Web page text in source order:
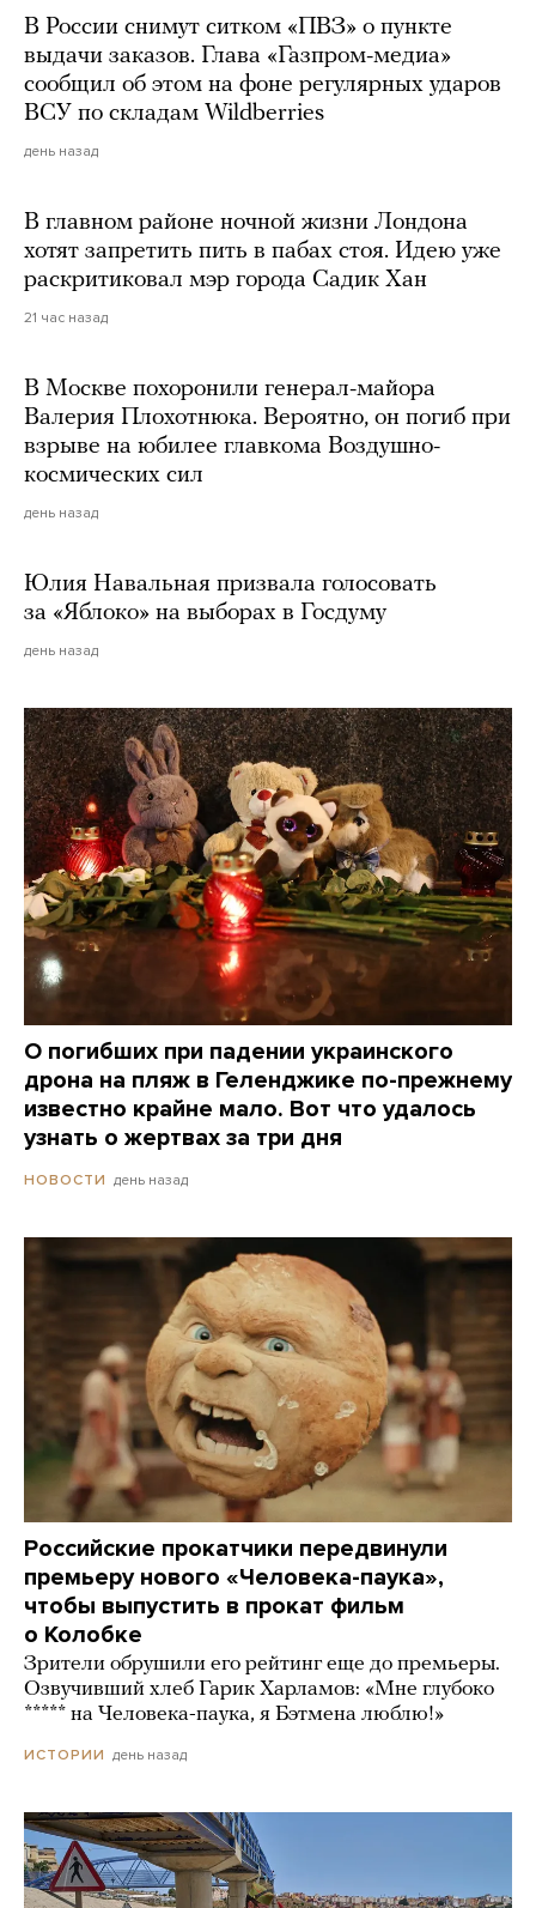
В России снимут ситком «ПВЗ» о пункте
выдачи заказов. Глава «Газпром-медиа»
сообщил об этом на фоне регулярных ударов
ВСУ по складам Wildberries
день назад
В главном районе ночной жизни Лондона
хотят запретить пить в пабах стоя. Идею уже
раскритиковал мэр города Садик Хан
21 час назад
В Москве похоронили генерал-майора
Валерия Плохотнюка. Вероятно, он погиб при
взрыве на юбилее главкома Воздушно-
космических сил
день назад
Юлия Навальная призвала голосовать
за «Яблоко» на выборах в Госдуму
день назад
О погибших при падении украинского
дрона на пляж в Геленджике по-прежнему
известно крайне мало. Вот что удалось
узнать о жертвах за три дня
НОВОСТИ день назад
Российские прокатчики передвинули
премьеру нового «Человека-паука»,
чтобы выпустить в прокат фильм
о Колобке
Зрители обрушили его рейтинг еще до премьеры.
Озвучивший хлеб Гарик Харламов: «Мне глубоко
***** на Человека-паука, я Бэтмена люблю!»
ИСТОРИИ день назад